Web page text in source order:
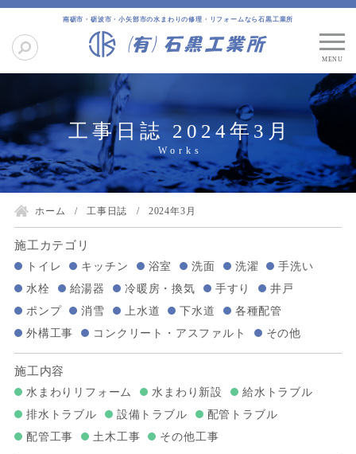
南砺市・砺波市・小矢部市の水まわりの修理・リフォームなら石黒工業所
工事日誌 2024年3月
ホーム 工事日誌 2024年3月
施工カテゴリ
トイレ キッチン 浴室 洗面 洗濯
手洗い
水栓
給湯器 冷暖房・換気 手すり
井戸
ポンプ
消雪 上水道 下水道
各種配管
外構工事
コンクリート・アスファルト その他
施工内容
水まわりリフォーム 水まわり新設
給水トラブル
排水トラブル
設備トラブル
配管トラブル
配管工事
土木工事 その他工事